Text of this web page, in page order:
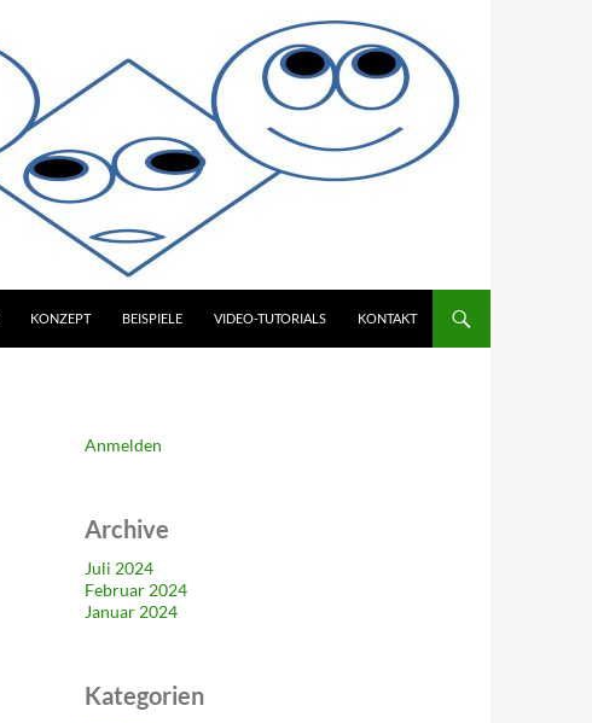
KONZEPT BEISPIELE VIDEO-TUTORIALS KONTAKT
Anmelden
Archive
Juli 2024
Februar 2024
Januar 2024
Kategorien